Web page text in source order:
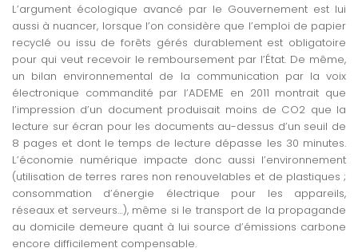
L’argument écologique avancé par le Gouvernement est lui
aussi à nuancer, lorsque l’on considère que l’emploi de papier
recyclé ou issu de forêts gérés durablement est obligatoire
pour qui veut recevoir le remboursement par l’État. De même,
un bilan environnemental de la communication par la voix
électronique commandité par l’ADEME en 2011 montrait que
l’impression d’un document produisait moins de CO2 que la
lecture sur écran pour les documents au-dessus d’un seuil de
8 pages et dont le temps de lecture dépasse les 30 minutes.
L’économie numérique impacte donc aussi l’environnement
(utilisation de terres rares non renouvelables et de plastiques ;
consommation d’énergie électrique pour les appareils,
réseaux et serveurs…), même si le transport de la propagande
au domicile demeure quant à lui source d’émissions carbone
encore difficilement compensable.